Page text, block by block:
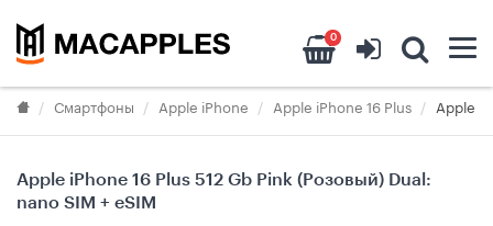
0
Смартфоны Apple iPhone Apple iPhone 16 Plus Apple
Apple iPhone 16 Plus 512 Gb Pink (Розовый) Dual:
nano SIM + eSIM